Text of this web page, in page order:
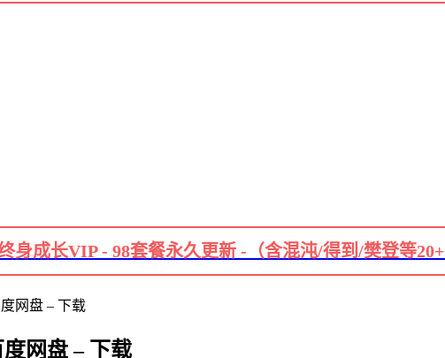
身成长VIP - 98套餐永久更新 -（含混沌/得到/樊登等
网盘 – 下载
网盘 – 下载